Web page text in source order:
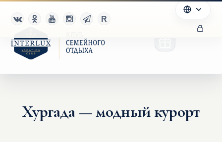
Клуб
Хургада — модный курорт